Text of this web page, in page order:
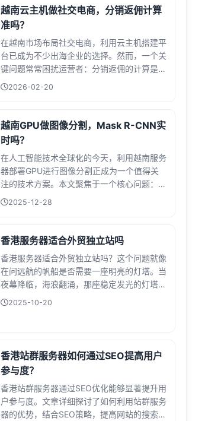
过程通常非常迅速，几乎可以做到无缝衔接。
这不仅减少了等待时间，还降低了因操作延迟
导致的账号风险。无论是内容发布、数据采集
还是多账号互动，越南云主机都能提供稳定流
畅的支持，助力企业轻松应对多任务处理需
求。
越南云主机做社交电商，分销返佣计算
准吗？
在越南市场布局社交电商，利用云主机搭建平
台已成为不少出海企业的选择。然而，一个关
键问题常常困扰运营者：分销返佣的计算是否
准确？这直接关系到佣金结算的公平性、代理
至关重要。如果系统设计得当，配合可靠的越
南云服务，返佣机制可以做到精准透明；反
之，则可能因延迟或错误引发纠纷。因此，选
对技术方案并优化计算逻辑，是确保社交电商
顺畅运行、赢得用户信赖的核心一环。
2026-02-20
越南GPU做图像分割，Mask R-CNN实
时吗？
在人工智能技术全球化的今天，利用越南服务
器部署GPU进行图像分割正成为一个值得关
注的技术方案。本文聚焦于一个核心问题：在
该环境下运行先进的Mask R-CNN模型，能
复杂度也相对较高。实时性通常要求处理每帧
软件优化提出了严峻挑战。
2025-12-28
香港服务器适合外贸独立站吗
香港服务器适合外贸独立站吗？这个问题就像
在问远航的帆船是否需要一座明亮的灯塔。当
夜幕降临，海浪翻涌，那座稳定发光的灯塔不
仅能指引方向，更是商船与岸上世界相连的生
我...
2025-10-20
香港站群服务器如何通过SEO提高用户
参与度？
香港站群服务器通过SEO优化能够显著提升用
户参与度。文章详细探讨了如何利用站群服务
器的优势，结合SEO策略，提高网站的搜索引